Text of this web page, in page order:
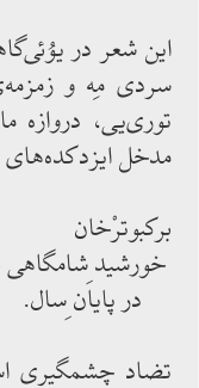
این شعر در
سردی مِه و
توری‌‌یی، دروازه
مدخل
بركبوترْخان
خورشید ِشامگاهی
در پایان ِسال.
تضاد چشمگیری‌‌